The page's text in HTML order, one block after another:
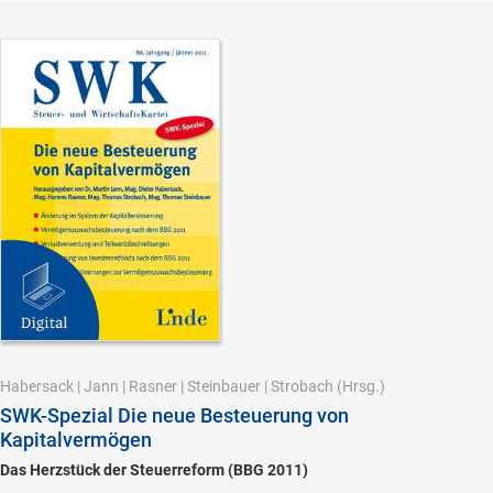
Habersack | Jann | Rasner | Steinbauer | Strobach (Hrsg.)
SWK-Spezial Die neue Besteuerung von
Kapitalvermögen
Das Herzstück der Steuerreform (BBG 2011)